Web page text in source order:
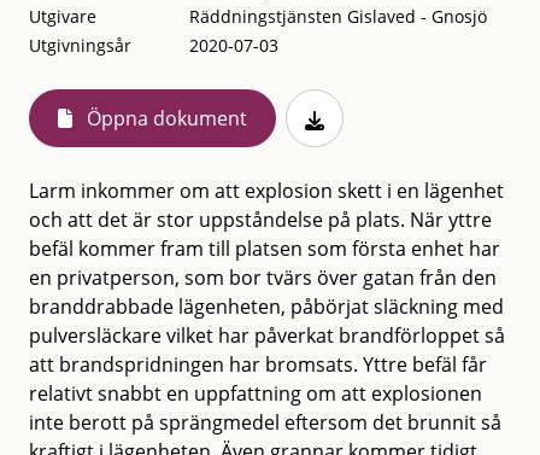
Utgivare
Räddningstjänsten Gislaved - Gnosjö
Utgivningsår
2020-07-03
Öppna dokument
Larm inkommer om att explosion skett i en lägenhet
och att det är stor uppståndelse på plats. När yttre
befäl kommer fram till platsen som första enhet har
en privatperson, som bor tvärs över gatan från den
branddrabbade lägenheten, påbörjat släckning med
pulversläckare vilket har påverkat brandförloppet så
att brandspridningen har bromsats. Yttre befäl får
relativt snabbt en uppfattning om att explosionen
inte berott på sprängmedel eftersom det brunnit så